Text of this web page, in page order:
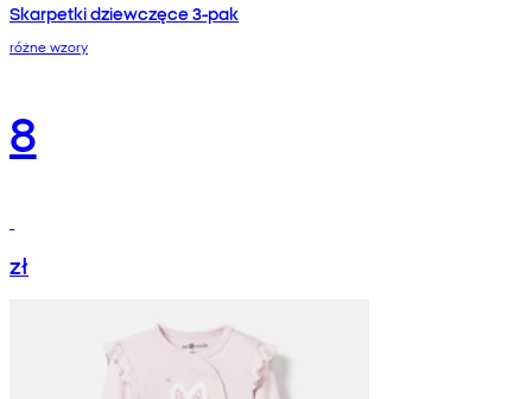
Skarpetki dziewczęce 3-pak
różne wzory
8
zł